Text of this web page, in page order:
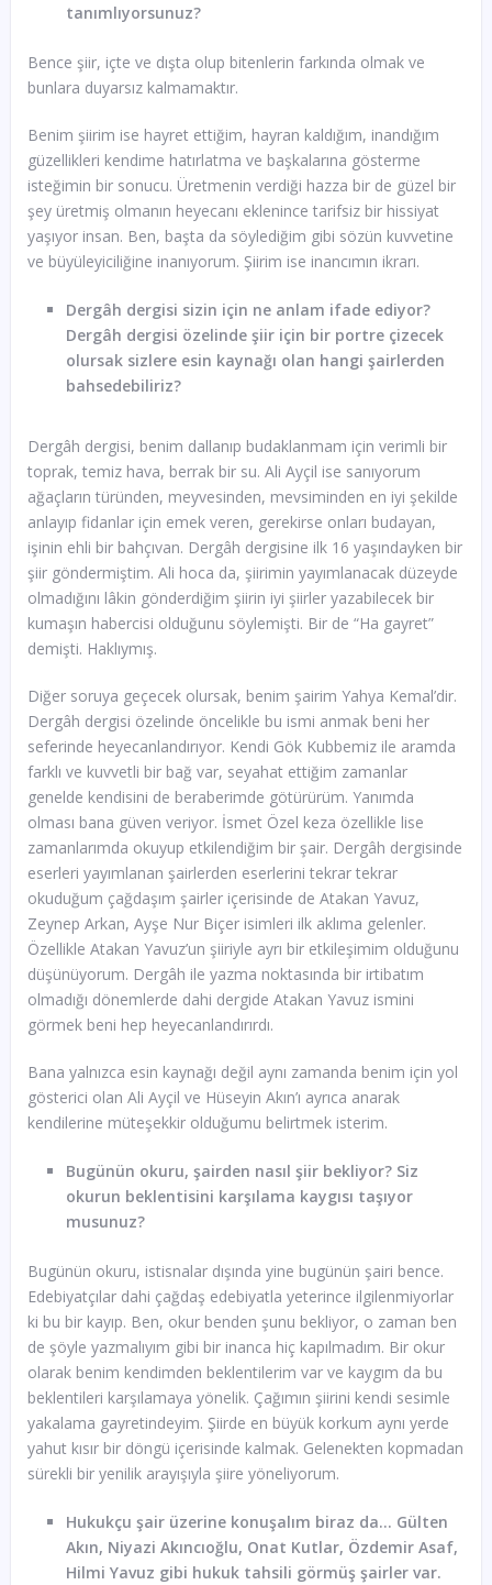
tanımlıyorsunuz?
Bence şiir, içte ve dışta olup bitenlerin farkında olmak ve
bunlara duyarsız kalmamaktır.
Benim şiirim ise hayret ettiğim, hayran kaldığım, inandığım
güzellikleri kendime hatırlatma ve başkalarına gösterme
isteğimin bir sonucu. Üretmenin verdiği hazza bir de güzel bir
şey üretmiş olmanın heyecanı eklenince tarifsiz bir hissiyat
yaşıyor insan. Ben, başta da söylediğim gibi sözün kuvvetine
ve büyüleyiciliğine inanıyorum. Şiirim ise inancımın ikrarı.
Dergâh dergisi sizin için ne anlam ifade ediyor?
Dergâh dergisi özelinde şiir için bir portre çizecek
olursak sizlere esin kaynağı olan hangi şairlerden
bahsedebiliriz?
Dergâh dergisi, benim dallanıp budaklanmam için verimli bir
toprak, temiz hava, berrak bir su. Ali Ayçil ise sanıyorum
ağaçların türünden, meyvesinden, mevsiminden en iyi şekilde
anlayıp fidanlar için emek veren, gerekirse onları budayan,
işinin ehli bir bahçıvan. Dergâh dergisine ilk 16 yaşındayken bir
şiir göndermiştim. Ali hoca da, şiirimin yayımlanacak düzeyde
olmadığını lâkin gönderdiğim şiirin iyi şiirler yazabilecek bir
kumaşın habercisi olduğunu söylemişti. Bir de “Ha gayret”
demişti. Haklıymış.
Diğer soruya geçecek olursak, benim şairim Yahya Kemal’dir.
Dergâh dergisi özelinde öncelikle bu ismi anmak beni her
seferinde heyecanlandırıyor. Kendi Gök Kubbemiz ile aramda
farklı ve kuvvetli bir bağ var, seyahat ettiğim zamanlar
genelde kendisini de beraberimde götürürüm. Yanımda
olması bana güven veriyor. İsmet Özel keza özellikle lise
zamanlarımda okuyup etkilendiğim bir şair. Dergâh dergisinde
eserleri yayımlanan şairlerden eserlerini tekrar tekrar
okuduğum çağdaşım şairler içerisinde de Atakan Yavuz,
Zeynep Arkan, Ayşe Nur Biçer isimleri ilk aklıma gelenler.
Özellikle Atakan Yavuz’un şiiriyle ayrı bir etkileşimim olduğunu
düşünüyorum. Dergâh ile yazma noktasında bir irtibatım
olmadığı dönemlerde dahi dergide Atakan Yavuz ismini
görmek beni hep heyecanlandırırdı.
Bana yalnızca esin kaynağı değil aynı zamanda benim için yol
gösterici olan Ali Ayçil ve Hüseyin Akın’ı ayrıca anarak
kendilerine müteşekkir olduğumu belirtmek isterim.
Bugünün okuru, şairden nasıl şiir bekliyor? Siz
okurun beklentisini karşılama kaygısı taşıyor
musunuz?
Bugünün okuru, istisnalar dışında yine bugünün şairi bence.
Edebiyatçılar dahi çağdaş edebiyatla yeterince ilgilenmiyorlar
ki bu bir kayıp. Ben, okur benden şunu bekliyor, o zaman ben
de şöyle yazmalıyım gibi bir inanca hiç kapılmadım. Bir okur
olarak benim kendimden beklentilerim var ve kaygım da bu
beklentileri karşılamaya yönelik. Çağımın şiirini kendi sesimle
yakalama gayretindeyim. Şiirde en büyük korkum aynı yerde
yahut kısır bir döngü içerisinde kalmak. Gelenekten kopmadan
sürekli bir yenilik arayışıyla şiire yöneliyorum.
Hukukçu şair üzerine konuşalım biraz da… Gülten
Akın, Niyazi Akıncıoğlu, Onat Kutlar, Özdemir Asaf,
Hilmi Yavuz gibi hukuk tahsili görmüş şairler var.